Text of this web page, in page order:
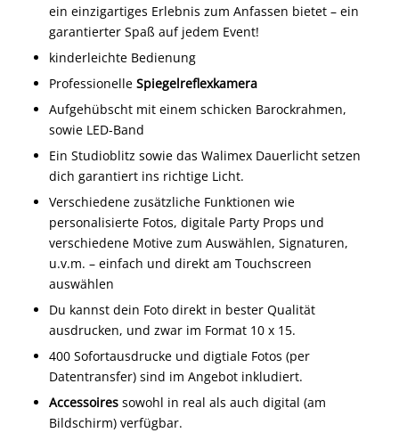
ein einzigartiges Erlebnis zum Anfassen bietet – ein
garantierter Spaß auf jedem Event!
kinderleichte Bedienung
Professionelle Spiegelreflexkamera
Aufgehübscht mit einem schicken Barockrahmen,
sowie LED-Band
Ein Studioblitz sowie das Walimex Dauerlicht setzen
dich garantiert ins richtige Licht.
Verschiedene zusätzliche Funktionen wie
personalisierte Fotos, digitale Party Props und
verschiedene Motive zum Auswählen, Signaturen,
u.v.m. – einfach und direkt am Touchscreen
auswählen
Du kannst dein Foto direkt in bester Qualität
ausdrucken, und zwar im Format 10 x 15.
400 Sofortausdrucke und digtiale Fotos (per
Datentransfer) sind im Angebot inkludiert.
Accessoiressowohl in real als auch digital (am
Bildschirm) verfügbar.